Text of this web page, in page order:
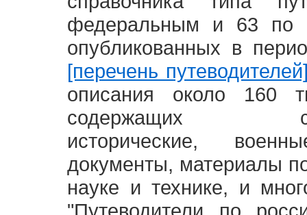
федеральным и 63 по
опубликованных в
[перечень
описания около 160
содержащих
исторические,
документы, материалы
науке и технике, и